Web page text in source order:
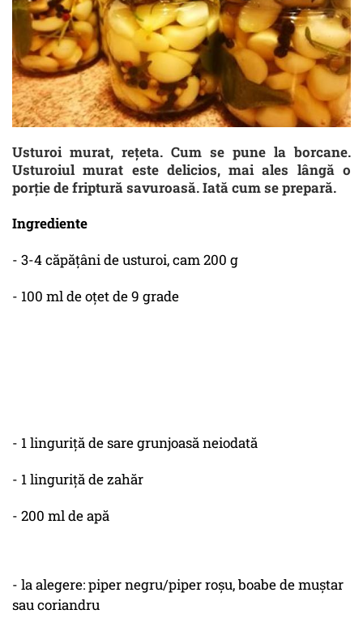
Usturoi murat, rețeta. Cum se pune la borcane.
Usturoiul murat este delicios, mai ales lângă o
porție de friptură savuroasă. Iată cum se prepară.
Ingrediente
- 3-4 căpățâni de usturoi, cam 200 g
- 100 ml de oțet de 9 grade
- 1 linguriță de sare grunjoasă neiodată
- 1 linguriță de zahăr
- 200 ml de apă
- la alegere: piper negru/piper roșu, boabe de muștar
sau coriandru